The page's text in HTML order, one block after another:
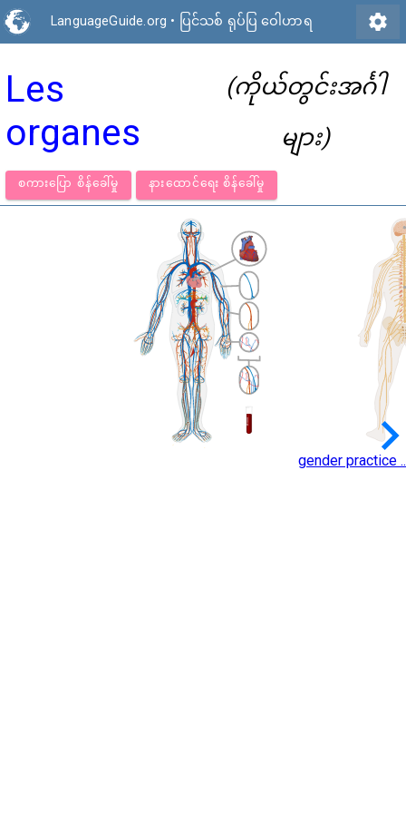
LanguageGuide.org • ပြင်သစ် ရုပ်ပြ ဝေါဟာရ settings
Les
organes
(ကိုယ်တွင်းအင်္ဂါ
များ)
စကားပြော စိန်ခေါ်မှု နားထောင်ရေး စိန်ခေါ်မှု
gender practice ..